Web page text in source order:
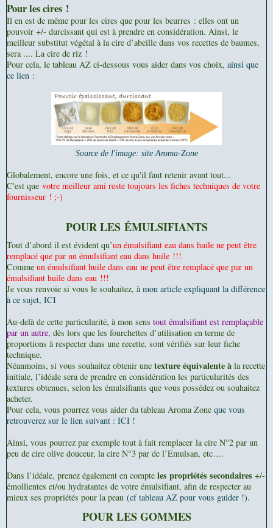
Pour les cires !
Il en est de même pour les cires que pour les beurres : elles ont un
pouvoir +/- durcissant qui est à prendre en considération. Ainsi, le
meilleur substitut végétal à la cire d’abeille dans vos recettes de baumes,
sera .... La cire de riz !
Pour cela, le tableau AZ ci-dessous vous aider dans vos choix, ainsi que
ce lien :
Source de l'image: site Aroma-Zone
Globalement, encore une fois, et ce qu'il faut retenir avant tout...
C'est que votre meilleur ami reste toujours les fiches techniques de votre
fournisseur ! ;-)
POUR LES ÉMULSIFIANTS
Tout d’abord il est évident qu’un émulsifiant eau dans huile ne peut être
remplacé que par un émulsifiant eau dans huile !!!
Comme un émulsifiant huile dans eau ne peut être remplacé que par un
émulsifiant huile dans eau !!!
Je vous renvoie si vous le souhaitez, àmon article expliquant la différence
à ce sujet, ICI
Au-delà de cette particularité, à mon sens tout émulsifiant est remplaçable
par un autre, dès lors que les fourchettes d’utilisation en terme de
proportions à respecter dans une recette, sont vérifiés sur leur fiche
technique.
Néanmoins, si vous souhaitez obtenir une texture équivalente à la recette
initiale, l’idéale sera de prendre en considération les particularités des
textures obtenues, selon les émulsifiants que vous possédez ou souhaitez
acheter.
Pour cela, vous pourrez vous aider du tableau Aroma Zone que vous
retrouverez sur le lien suivant : ICI !
Ainsi, vous pourrez par exemple tout à fait remplacer la cire N°2 par un
peu de cire olive douceur, la cire N°3 par de l’Emulsan, etc….
Dans l’idéale, prenez également en compte les propriétés secondaires +/-
émollientes et/ou hydratantes de votre émulsifiant, afin de respecter au
mieux ses propriétés pour la peau (cf tableau AZ pour vous guider !).
POUR LES GOMMES